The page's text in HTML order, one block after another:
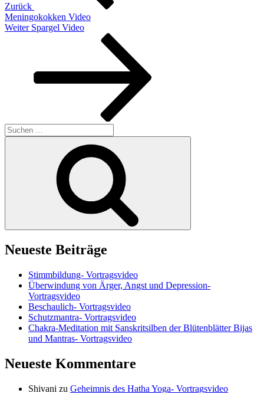
Zurück
Meningokokken Video
Nächster
Weiter Spargel Video
Suchen
nach:
Neueste Beiträge
Stimmbildung- Vortragsvideo
Überwindung von Ärger, Angst und Depression-
Vortragsvideo
Beschaulich- Vortragsvideo
Schutzmantra- Vortragsvideo
Chakra-Meditation mit Sanskritsilben der Blütenblätter Bijas
und Mantras- Vortragsvideo
Neueste Kommentare
Shivani zu Geheimnis des Hatha Yoga- Vortragsvideo